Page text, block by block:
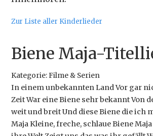
Zur Liste aller Kinderlieder
Biene Maja-
Kategorie: Filme & Serien
In einem unbekannten Land Vor gar
Zeit War eine Biene sehr bekannt Von
weit und breit Und diese Biene die ich
Maja Kleine, freche, schlaue Biene